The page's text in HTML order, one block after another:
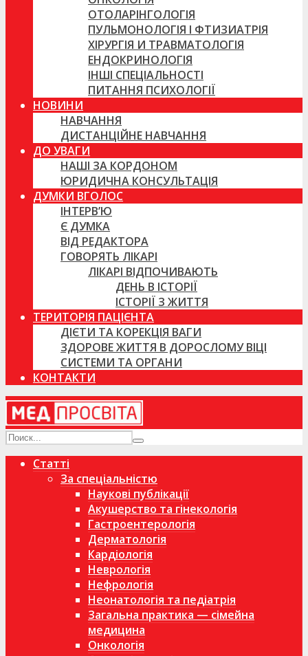
ОТОЛАРІНГОЛОГІЯ
ПУЛЬМОНОЛОГІЯ І ФТИЗИАТРІЯ
ХІРУРГІЯ И ТРАВМАТОЛОГІЯ
ЕНДОКРИНОЛОГІЯ
ІНШІ СПЕЦІАЛЬНОСТІ
ПИТАННЯ ПСИХОЛОГІЇ
НОВИНИ
НАВЧАННЯ
ДИСТАНЦІЙНЕ НАВЧАННЯ
ДО УВАГИ
НАШІ ЗА КОРДОНОМ
ЮРИДИЧНА КОНСУЛЬТАЦІЯ
ДУМКИ ВГОЛОС
ІНТЕРВ’Ю
Є ДУМКА
ВІД РЕДАКТОРА
ГОВОРЯТЬ ЛІКАРІ
ЛІКАРІ ВІДПОЧИВАЮТЬ
ДЕНЬ В ІСТОРІЇ
ІСТОРІЇ З ЖИТТЯ
ТЕРИТОРІЯ ПАЦІЄНТА
ДІЄТИ ТА КОРЕКЦІЯ ВАГИ
ЗДОРОВЕ ЖИТТЯ В ДОРОСЛОМУ ВІЦІ
СИСТЕМИ ТА ОРГАНИ
КОНТАКТИ
Статті
За спеціальністю
Наукові публікації
Акушерство та гінекологія
Гастроентерологія
Дерматологія
Кардіологія
Неврологія
Нефрологія
Неонатологія та педіатрія
Загальна практика — сімейна
медицина
Онкологія